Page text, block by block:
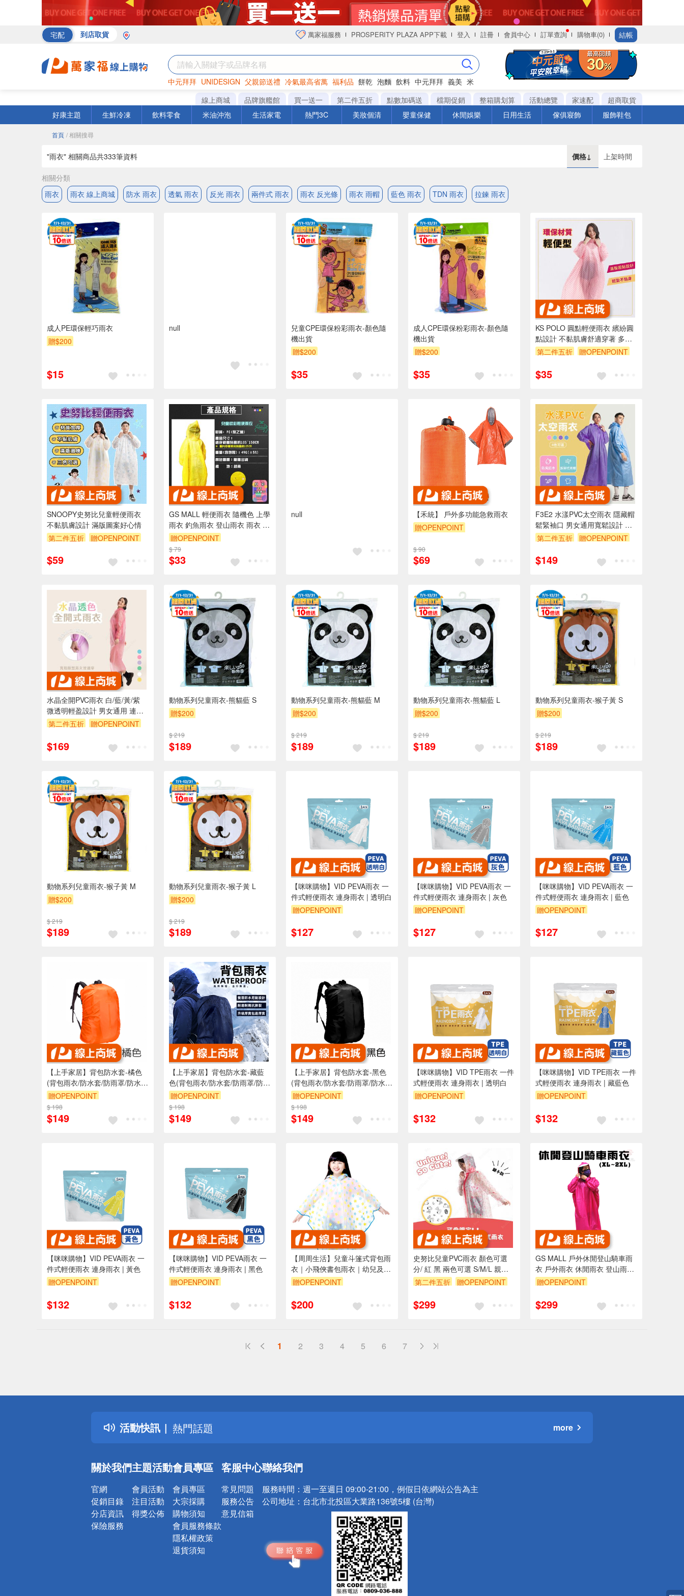
宅配 到店取貨 萬家福服務 PROSPERITY PLAZA APP下載 登入 註冊 會員中心 訂單查詢 購物車(0) 結帳
中元拜拜 UNIDESIGN 父親節送禮 冷氣最高省萬 福利品 餅乾 泡麵 飲料 中元拜拜 義美 米
巧克力 罐頭 衛生紙
線上商城 品牌旗艦館 買一送一 第二件五折 點數加碼送 檔期促銷 整箱購划算 活動總覽 家速配
超商取貨
好康主題
生鮮冷凍 飲料零食 米油沖泡 生活家電 熱門3C 美妝個清 嬰童保健 休閒娛樂 日用生活 傢俱寢飾 服飾鞋包
首頁 / 相關搜尋
"雨衣" 相關商品共333筆資料 價格↓ 上架時間
相關分類
雨衣
雨衣 線上商城 防水 雨衣 透氣 雨衣 反光 雨衣 兩件式 雨衣 雨衣 反光條 雨衣 雨帽 藍色 雨衣 TDN 雨衣 拉鍊 雨衣
成人PE環保輕巧雨衣
贈$200
$15
null
兒童CPE環保粉彩雨衣-顏色隨
機出貨
贈$200
$35
成人CPE環保粉彩雨衣-顏色隨
機出貨
贈$200
$35
KS POLO 圓點輕便雨衣 繽紛圓
點設計 不黏肌膚舒適穿著 多種
顏色/藍 粉 黃 紫
第二件五折
贈OPENPOINT
（運費不算在 2000 元的範圍
$35
SNOOPY史努比兒童輕便雨衣
不黏肌膚設計 滿版圖案好心情
第二件五折
贈OPENPOINT
（運費不算在 2000 元的範圍
$59
GS MALL 輕便雨衣 隨機色 上學
雨衣 釣魚雨衣 登山雨衣 雨衣 雨
衣 拋棄式雨衣 輕便雨衣 雨具
贈OPENPOINT
$ 79
$33
null
【禾統】 戶外多功能急救雨衣
贈OPENPOINT
$ 90
$69
F3E2 水漾PVC太空雨衣 隱藏帽
鬆緊袖口 男女通用寬鬆設計 防
水透氣四色可選-紫/綠/藍/粉
第二件五折
贈OPENPOINT
（運費不算在 2000 元的範圍
$149
水晶全開PVC雨衣 白/藍/黃/紫
微透明輕盈設計 男女通用 連帽
防水拉繩 實用又時尚
第二件五折
贈OPENPOINT
（運費不算在 2000 元的範圍
$169
動物系列兒童雨衣-熊貓藍 S
贈$200
$ 219
$189
動物系列兒童雨衣-熊貓藍 M
贈$200
$ 219
$189
動物系列兒童雨衣-熊貓藍 L
贈$200
$ 219
$189
動物系列兒童雨衣-猴子黃 S
贈$200
$ 219
$189
動物系列兒童雨衣-猴子黃 M
贈$200
$ 219
$189
動物系列兒童雨衣-猴子黃 L
贈$200
$ 219
$189
【咪咪購物】VID PEVA雨衣 一
件式輕便雨衣 連身雨衣 | 透明白
贈OPENPOINT
$127
【咪咪購物】VID PEVA雨衣 一
件式輕便雨衣 連身雨衣 | 灰色
贈OPENPOINT
$127
【咪咪購物】VID PEVA雨衣 一
件式輕便雨衣 連身雨衣 | 藍色
贈OPENPOINT
$127
【上手家居】背包防水套-橘色
(背包雨衣/防水套/防雨罩/防水
罩/背包套/書包防水套/防水背包
套/包包防水套)
贈OPENPOINT
訂單滿999享9折
$ 198
$149
【上手家居】背包防水套-藏藍
色(背包雨衣/防水套/防雨罩/防水
罩/背包套/書包防水套/防水背包
套/包包防水套)
贈OPENPOINT
訂單滿999享9折
$ 198
$149
【上手家居】背包防水套-黑色
(背包雨衣/防水套/防雨罩/防水
罩/背包套/書包防水套/防水背包
套/包包防水套)
贈OPENPOINT
訂單滿999享9折
$ 198
$149
【咪咪購物】VID TPE雨衣 一件
式輕便雨衣 連身雨衣 | 透明白
贈OPENPOINT
$132
【咪咪購物】VID TPE雨衣 一件
式輕便雨衣 連身雨衣 | 藏藍色
贈OPENPOINT
$132
【咪咪購物】VID PEVA雨衣 一
件式輕便雨衣 連身雨衣 | 黃色
贈OPENPOINT
$132
【咪咪購物】VID PEVA雨衣 一
件式輕便雨衣 連身雨衣 | 黑色
贈OPENPOINT
$132
【周周生活】兒童斗篷式背包雨
衣｜小飛俠書包雨衣｜幼兒及大
童適用
贈OPENPOINT
$200
史努比兒童PVC雨衣 顏色可選
分/ 紅 黑 兩色可選 S/M/L 親子
款 大人小孩皆可穿
第二件五折
贈OPENPOINT
（運費不算在 2000 元的範圍
$299
GS MALL 戶外休閒登山騎車雨
衣 戶外雨衣 休閒雨衣 登山雨衣
騎車雨衣 雨衣 連身雨衣 雨衣 雨
贈OPENPOINT
$299
1 2 3 4 5 6 7
活動快訊
詐騙網頁！請小心！
得獎公告
熱門話題
銀行優惠
詐騙網頁！請小心！
more
關於我們
官網
促銷目錄
分店資訊
保險服務
主題活動
會員活動
注目活動
得獎公佈
會員專區
會員專區
大宗採購
購物須知
會員服務條款
隱私權政策
退貨須知
客服中心
常見問題
服務公告
意見信箱
聯絡我們
服務時間： 週一至週日 09:00-21:00，例假日依網站公告為主
公司地址： 台北市北投區大業路136號5樓 (台灣)